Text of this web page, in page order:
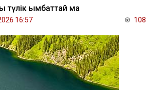
түлік қымбаттай ма
16:57 108